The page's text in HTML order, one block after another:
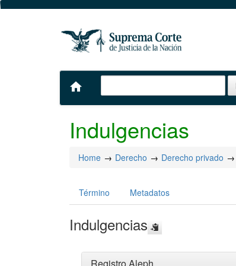
home
Indulgencias
Home Derecho Derecho privado
Término Metadatos
Indulgencias